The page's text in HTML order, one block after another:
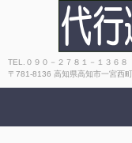
高知 おすす
済OK！安心
行運転ホープ
TEL.０９０－２７８１－１３６８
〒781-8136 高知県高知市一宮西